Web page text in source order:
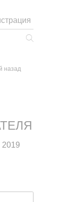
назад
2019